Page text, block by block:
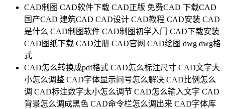
CAD制图 CAD软件下载 CAD正版 免费CAD 下载CAD
国产CAD 建筑CAD CAD设计 CAD教程 CAD安装 CAD
是什么 CAD制图软件 CAD制图初学入门
CAD下载安装
CAD图纸下载 CAD注册 CAD官网 CAD绘图 dwg dwg格
式
CAD怎么转换成pdf格式 CAD怎么标注尺寸 CAD文字大
小怎么调整 CAD字体显示问号怎么解决 CAD比例怎么
调 CAD标注数字太小怎么调节 CAD怎么输入文字 CAD
背景怎么调成黑色 CAD命令栏怎么调出来 CAD字体库